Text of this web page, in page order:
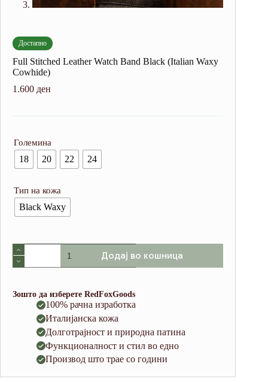
Достапно
Full Stitched Leather Watch Band Black (Italian Waxy
Cowhide)
1.600 ден
Големина
18 20 22 24
Тип на кожа
Black Waxy
Full
Stitched
Leather
Band
Black
(Italian
Cowhide)
количина
Додај во кошница
Зошто да изберете RedFoxGoods
100% рачна изработка
Италијанска кожа
Долготрајност и природна патина
Функционалност и стил во едно
Производ што трае со години